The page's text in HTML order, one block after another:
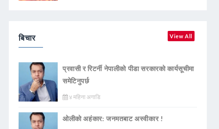
बिचार View All
प्रवासी र रिटर्नी नेपालीको पीडा सरकारको कार्यसूचीमा
समेटिनुपर्छ
४ महिना अगाडि
ओलीको अहंकार: जनमतबाट अस्वीकार !